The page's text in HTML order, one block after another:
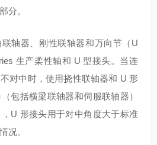
分。
轴器、刚性联轴器和万向节（U
生产柔性轴和 U 型接头。当连
对中时，使用挠性联轴器和 U 形
包括横梁联轴器和伺服联轴器）
U 形接头用于对中角度大于标准
况。